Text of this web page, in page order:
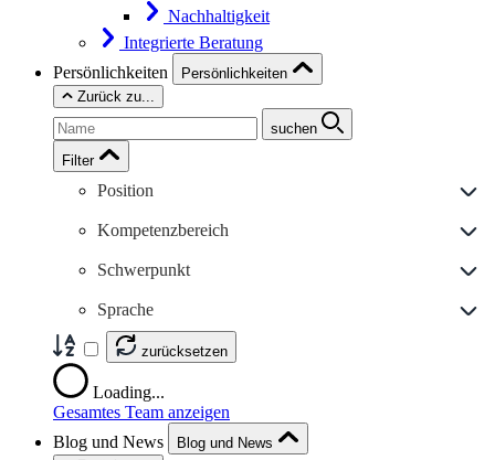
Nachhaltigkeit
Integrierte Beratung
Persönlichkeiten
Persönlichkeiten
Zurück zu...
suchen
Filter
Position
Kompetenzbereich
Schwerpunkt
Sprache
zurücksetzen
Loading...
Gesamtes Team anzeigen
Blog und News
Blog und News